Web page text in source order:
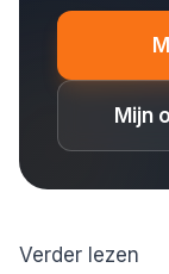
Mijn
Verder lezen